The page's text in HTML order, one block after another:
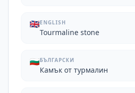
🇬🇧ENGLISH
Tourmaline stone
🇧🇬БЪЛГАРСКИ
Камък от турмалин